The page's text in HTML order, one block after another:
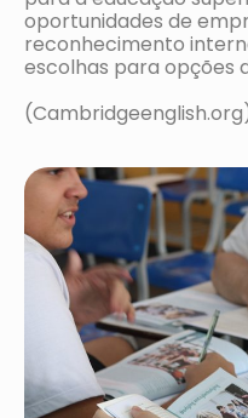
oportunidades de
reconhecimento
escolhas para opções